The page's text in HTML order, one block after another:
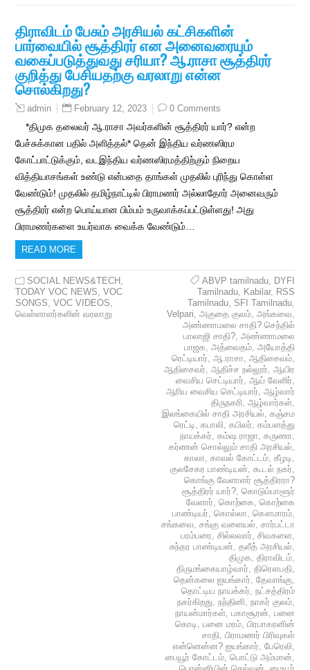
திராவிடம் பேசும் அரசியல் கட்சிகளின்
பார்வையில் சூத்திரர் என அனைவரையும்
வகைப்படுத்துவது சரியா? ஆ.ராசா சூத்திரர்
குறித்து பேசியதற்கு வரலாறு என்ன
சொல்கிறது?
admin February 12, 2023 0 Comments
*திமுக தலைவர் ஆ.ராசா அவர்களின் சூத்திரர் யார்? என்ற
பேச்சுக்கான பதில் அளித்தல்* தென் இந்திய வர்ணஸிரம
கோட்பாட்டுக்கும், வடஇந்திய வர்ணஸிரமத்திற்கும் நிறைய
வித்தியாசங்கள் உண்டு என்பதை தாங்கள் முதலில் புரிந்து கொள்ள
வேண்டும்! முதலில் தமிழ்நாட்டில் பிராமணர் அல்லாதோர் அனைவரும்
சூத்திரர் என்ற பொய்யான பிம்பம் உருவாக்கப்பட்டுள்ளது! அது
பிராமணர்களை உயர்வாக வைக்க வேண்டும்…
READ MORE
SOCIAL NEWS&TECH ,
TODAY VOC NEWS,VOC
SONGS,VOC VIDEOS,
வெள்ளாளர்களின் வரலாறு
ABVP tamilnadu, DYFI
Tamilnadu, Kabilar, RSS
Tamilnadu, SFI Tamilnadu,
Velpari, அகுதை குலம், அங்கவை,
அண்ணாமலை சாதி? செந்தில்
பாலாஜி சாதி?, அண்ணாமலை
பாஜக, அத்வைதம், அயோத்தி
ரெட்டியார், ஆ.ராசா, ஆதிசைவம்,
ஆதிசைவர், ஆதிச்ச நல்லூர், ஆயிர
வைசிய செட்டியார், ஆய் வேளிர்,
ஆரிய வைசிய செட்டியார், ஆழ்வார்
திருநகரி, ஆழ்வார்கள்,
இலங்கையில் சாதி அரசியல், கஞ்சம
ரெட்டி, கபாலி, கபிலர், கம்பளத்து
நாயக்கர், கம்ஷ ராஜா, கருணா,
கர்ணன் சொல்லும் சாதி அரசியல்,
காலா, காவல் கோட்டம், கீழடி,
குலசேகர பாண்டியன், கூடல் நகர்,
கொங்கு வேளாளர் சூத்திரரா?
சூத்திரர் யார்?, கொடும்பாளூர்
வேளார், கொற்கை, கொற்கை
பாண்டியர், கொல்லா, கௌமாரம்,
சங்கவை, சங்கு வளையல், சார்பட்டா
பரம்பரை, சில்லவார், சிவகளை,
சுந்தர பாண்டியன், தலீத் அரசியல்,
திமுக, திராவிடம்,
திருமங்கையாழ்வார், திரௌபதி,
தென்கலை ஐயங்கார், தேவாங்கு,
தொட்டிய நாயக்கர், நட்சத்திரம்
நகர்கிறது, நந்தினி, நாகர் குலம்,
நாயன்மார்கள், பகாசூரன், பனை
கொடி, பனை மரம், பிரபாகரனின்
சாதி, பிராமணர் பிரிவுகள்
என்னென்ன? ஐயங்கார், பேரெலி,
பையூர் கோட்டம், பொட்டு அம்மான்,